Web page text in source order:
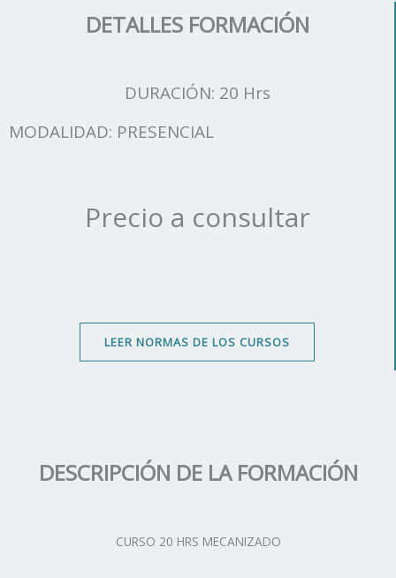
DETALLES FORMACIÓN
DURACIÓN: 20 Hrs
MODALIDAD: PRESENCIAL
Precio a consultar
LEER NORMAS DE LOS CURSOS
DESCRIPCIÓN DE LA FORMACIÓN
CURSO 20 HRS MECANIZADO